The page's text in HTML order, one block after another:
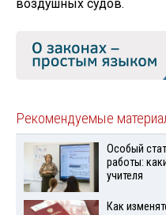
воздушных судов.
Рекомендуемые
Особый
работы:
учителя
Как